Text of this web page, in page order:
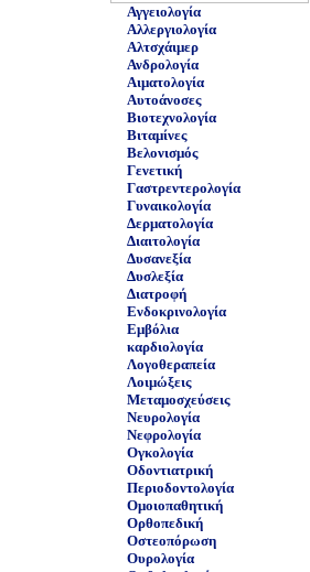
Αγγειολογία
Αλλεργιολογία
Αλτσχάιμερ
Ανδρολογία
Αιματολογία
Αυτοάνοσες
Βιοτεχνολογία
Βιταμίνες
Βελονισμός
Γενετική
Γαστρεντερολογία
Γυναικολογία
Δερματολογία
Διαιτολογία
Δυσανεξία
Δυσλεξία
Διατροφή
Ενδοκρινολογία
Εμβόλια
καρδιολογία
Λογοθεραπεία
Λοιμώξεις
Μεταμοσχεύσεις
Νευρολογία
Νεφρολογία
Ογκολογία
Οδοντιατρική
Περιοδοντολογία
Ομοιοπαθητική
Ορθοπεδική
Οστεοπόρωση
Ουρολογία